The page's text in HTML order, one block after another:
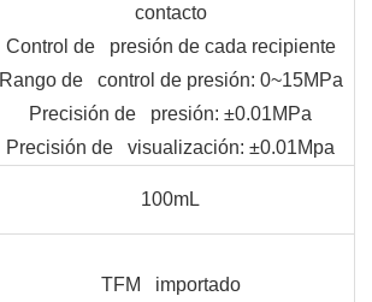
contacto
Control de presión de cada recipiente
Rango de control de presión: 0~15MPa
Precisión de presión: ±0.01MPa
Precisión de visualización: ±0.01Mpa
100mL
TFM importado